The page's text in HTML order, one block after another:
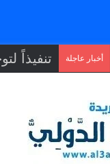
أخبار عاجلة